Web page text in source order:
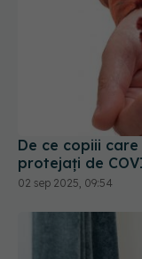
De ce copiii
protejați de
02 sep 2025, 09:54